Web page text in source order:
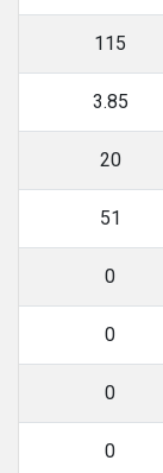
115
3.85
20
51
0
0
0
0